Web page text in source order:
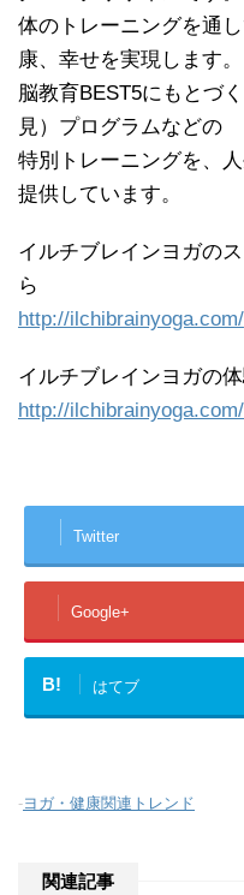
体のトレーニングを通
康、幸せを実現します。
脳教育BEST5にもとづ
見）プログラムなどの
特別トレーニングを、
提供しています。
イルチブレインヨガの
ら
http://ilchibrainyoga.com/
イルチブレインヨガの
http://
Twitter
Google+
B! はてブ
-ヨガ・健康関連トレンド
関連記事